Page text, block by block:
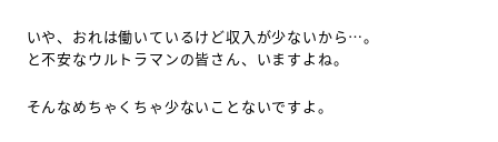
いや、おれは働いているけど収入が少ないから…。
と不安なウルトラマンの皆さん、いますよね。
そんなめちゃくちゃ少ないことないですよ。